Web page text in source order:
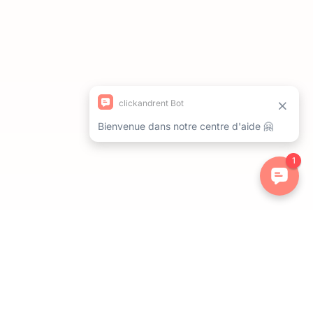
Personnalisez vos préférences pour contrôler la manière dont